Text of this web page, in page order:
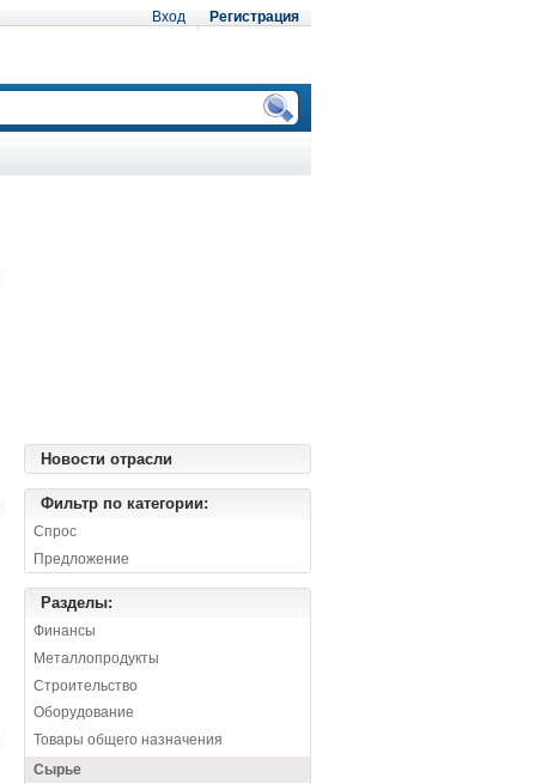
Вход Регистрация
Новости отрасли
Фильтр по категории:
Спрос
Предложение
Разделы:
Финансы
Металлопродукты
Строительство
Оборудование
Товары общего назначения
Сырье